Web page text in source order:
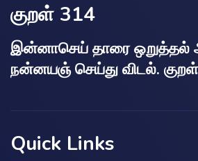
குறள் 314
இன்னாசெய் தாரை
நன்னயஞ் செய்து விடல்.
Quick Links